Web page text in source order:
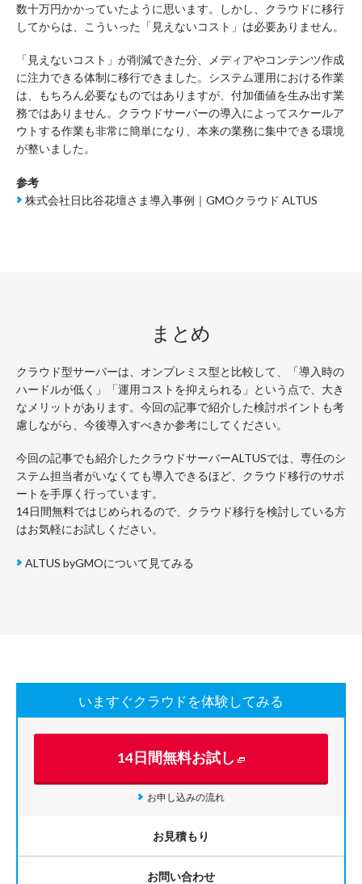
数十万円かかっていたように思います。しかし、クラウドに移行
してからは、こういった「見えないコスト」は必要ありません。
「見えないコスト」が削減できた分、メディアやコンテンツ作成
に注力できる体制に移行できました。システム運用における作業
は、もちろん必要なものではありますが、付加価値を生み出す業
務ではありません。クラウドサーバーの導入によってスケールア
ウトする作業も非常に簡単になり、本来の業務に集中できる環境
が整いました。
参考
株式会社日比谷花壇さま導入事例｜GMOクラウド ALTUS
まとめ
クラウド型サーバーは、オンプレミス型と比較して、「導入時の
ハードルが低く」「運用コストを抑えられる」という点で、大き
なメリットがあります。今回の記事で紹介した検討ポイントも考
慮しながら、今後導入すべきか参考にしてください。
今回の記事でも紹介したクラウドサーバーALTUSでは、専任のシ
ステム担当者がいなくても導入できるほど、クラウド移行のサポ
ートを手厚く行っています。
14日間無料ではじめられるので、クラウド移行を検討している方
はお気軽にお試しください。
ALTUS byGMOについて見てみる
いますぐクラウドを体験してみる
14日間無料お試し
お申し込みの流れ
お見積もり
お問い合わせ